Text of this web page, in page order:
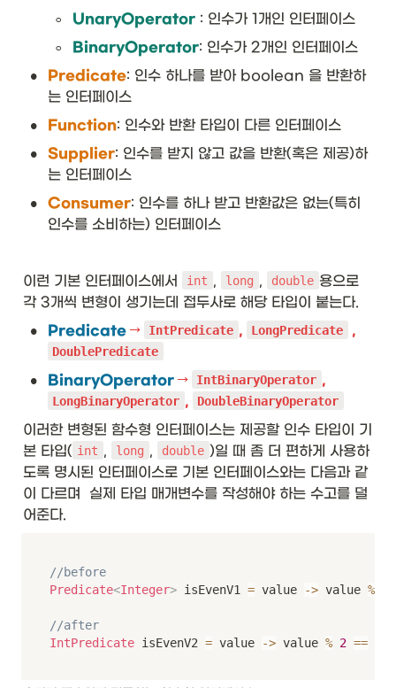
tb
f{
페
\t
ex
f{
시
니
쳐
}
&
\t
ex
tb
◦ UnaryOperator : 인수가 1개인 인터페이스
◦ BinaryOperator: 인수가 2개인 인터페이스
• Predicate: 인수 하나를 받아 boolean 을 반환하
는 인터페이스
• Function: 인수와 반환 타입이 다른 인터페이스
• Supplier: 인수를 받지 않고 값을 반환(혹은 제공)하
는 인터페이스
• Consumer: 인수를 하나 받고 반환값은 없는(특히
인수를 소비하는) 인터페이스
이런 기본 인터페이스에서 int , long , double 용으로
각 3개씩 변형이 생기는데 접두사로 해당 타입이 붙는다.
• Predicate → IntPredicate , LongPredicate
DoublePredicate
• BinaryOperator → IntBinaryOperator
LongBinaryOperator , DoubleBinaryOperator
이러한 변형된 함수형 인터페이스는 제공할 인수 타입이 기
본 타입( int , long , double )일 때 좀 더 편하게 사용하
도록 명시된 인터페이스로 기본 인터페이스와는 다음과 같
이 다르며  실제 타입 매개변수를 작성해야 하는 수고를 덜
어준다.
//before
Predicate<Integer> isEvenV1 = value -> value %
//after
IntPredicate isEvenV2 = value -> value % 2 ==